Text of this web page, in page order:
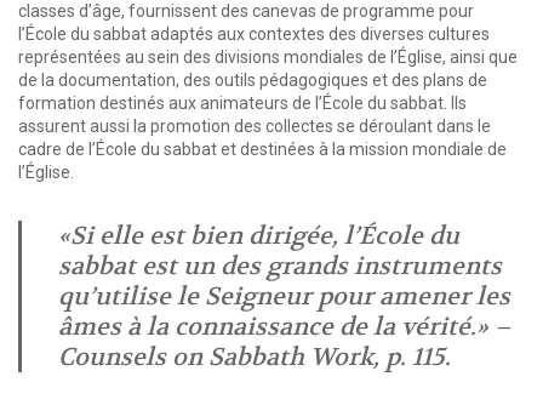
classes d’âge, fournissent des canevas de programme pour
l’École du sabbat adaptés aux contextes des diverses cultures
représentées au sein des divisions mondiales de l’Église, ainsi que
de la documentation, des outils pédagogiques et des plans de
formation destinés aux animateurs de l’École du sabbat. Ils
assurent aussi la promotion des collectes se déroulant dans le
cadre de l’École du sabbat et destinées à la mission mondiale de
l’Église.
«Si elle est bien dirigée, l’École du
sabbat est un des grands instruments
qu’utilise le Seigneur pour amener les
âmes à la connaissance de la vérité.» –
Counsels on Sabbath Work, p. 115.